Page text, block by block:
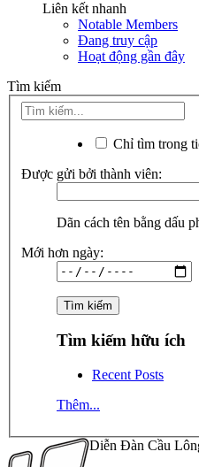
Liên kết nhanh
Notable Members
Đang truy cập
Hoạt động gần đây
Tìm kiếm
Chỉ tìm trong
Được gửi bởi thành viên:
Dãn cách tên bằng dấu
Mới hơn ngày:
Tìm kiếm hữu ích
Recent Posts
Thêm...
Diễn Đàn Cầu